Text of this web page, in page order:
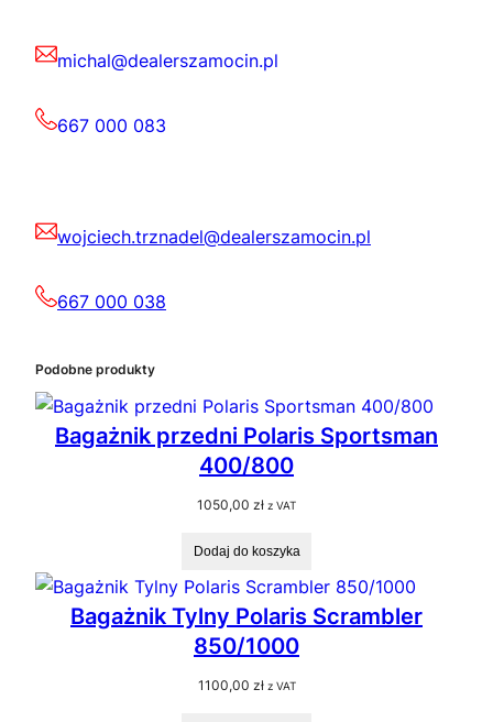
michal@dealerszamocin.pl
667 000 083
wojciech.trznadel@dealerszamocin.pl
667 000 038
Podobne produkty
Bagażnik przedni Polaris Sportsman
400/800
1050,00 zł z VAT
Dodaj do koszyka
Bagażnik Tylny Polaris Scrambler
850/1000
1100,00 zł z VAT